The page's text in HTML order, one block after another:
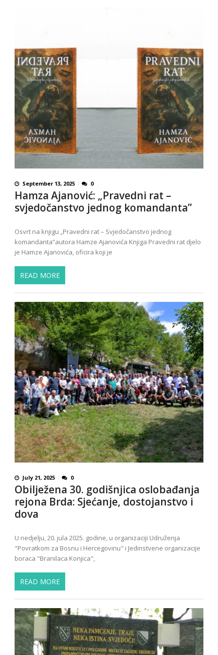
September 13, 2025 0
Hamza Ajanović: „Pravedni rat –
svjedočanstvo jednog komandanta”
Osvrt na knjigu „Pravedni rat – Svjedočanstvo jednog
komandanta”autora Hamze Ajanovića Knjiga Pravedni rat djelo
je Hamze Ajanovića, oficira koji je
READ MORE
July 21, 2025 0
Obilježena 30. godišnjica oslobađanja
rejona Brda: Sjećanje, dostojanstvo i
dova
U nedjelju, 20. jula 2025. godine, u organizaciji Udruženja
"Povratkom za Bosnu i Hercegovinu" i Jedinstvene organizacije
boraca "Branilaca Konjica",
READ MORE